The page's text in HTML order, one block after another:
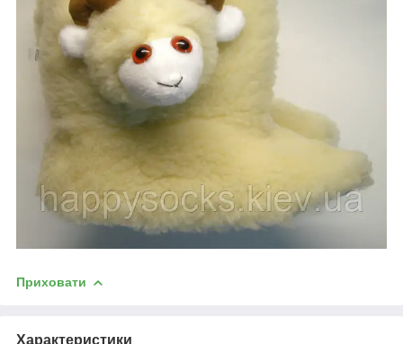
Приховати
Характеристики